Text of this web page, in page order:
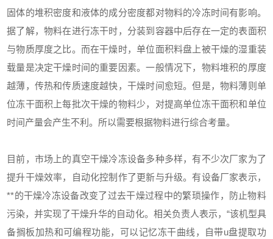
固体的堆积密度和液体的成分密度都对物料的冷冻时间有影响。
据了解，物料在进行冻干时，分装到容器中后存在一定的表面积
与物质厚度之比。而在干燥时，单位面积料盘上被干燥的湿重装
载量是决定干燥时间的重要因素。一般情况下，物料堆积的厚度
越薄，传热和传质速度越快，干燥时间愈短。但是，物料薄则单
位冻干面积上每批次干燥的物料少，对提高单位冻干面积和单位
时间产量会产生不利。所以需要根据物料进行综合考量。
目前，市场上的真空干燥冷冻设备多种多样，有不少次厂家为了
提升干燥效率，自动化控制作了更新与升级。有设备厂家表示，
**的干燥冷冻设备改变了过去干燥过程中的繁琐操作，防止物料
污染，并实现了干燥升华的自动化。相关负责人表示，“该机型具
备搁板加热和可编程功能，可以记忆冻干曲线，自带u盘提取功